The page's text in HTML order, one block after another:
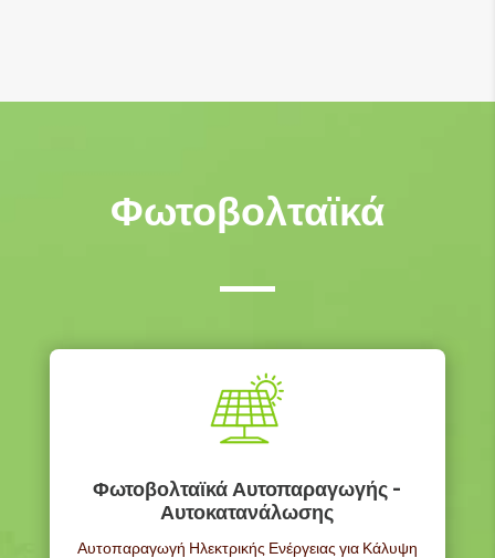
Φωτοβολταϊκά
Φωτοβολταϊκά Αυτοπαραγωγής -
Αυτοκατανάλωσης
Αυτοπαραγωγή Ηλεκτρικής Ενέργειας για Κάλυψη